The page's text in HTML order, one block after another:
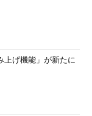
上げ機能」が新たに